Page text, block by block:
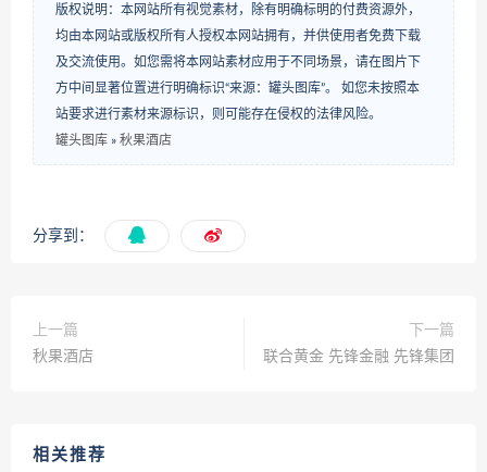
版权说明：本网站所有视觉素材，除有明确标明的付费资源外，
均由本网站或版权所有人授权本网站拥有，并供使用者免费下载
及交流使用。如您需将本网站素材应用于不同场景，请在图片下
方中间显著位置进行明确标识“来源：罐头图库”。 如您未按照本
站要求进行素材来源标识，则可能存在侵权的法律风险。
罐头图库 » 秋果酒店
分享到：
上一篇
秋果酒店
下一篇
联合黄金 先锋金融 先锋集团
相关推荐